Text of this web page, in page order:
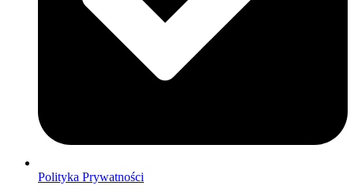
Polityka Prywatności